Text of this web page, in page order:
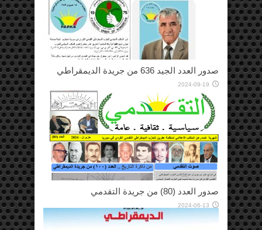
صدور العدد الجيد 636 من جريدة الديمقراطي
2024-09-19
صدور العدد (80) من جريدة التقدمي
2024-06-13